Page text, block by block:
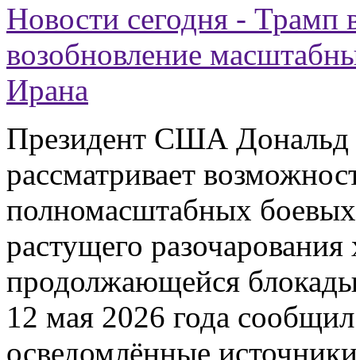
Новости сегодня - Трамп
возобновление
Ирана
Президент США Дональд
рассматривает
полномасштабных
растущего
продолжающейся
12 мая 2026 года
осведомлённые